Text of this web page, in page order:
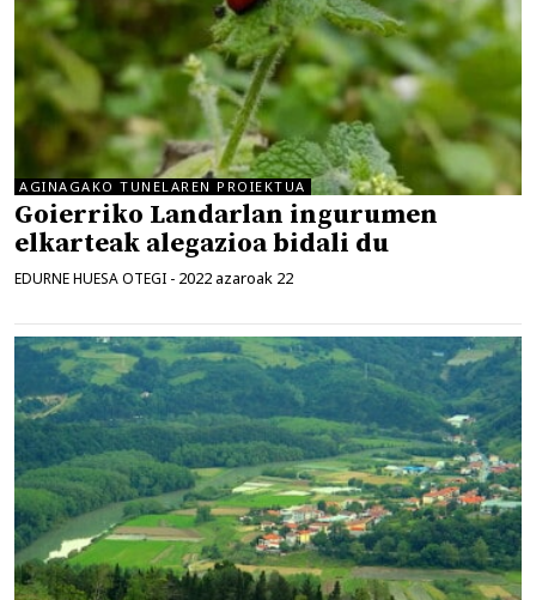
AGINAGAKO TUNELAREN PROIEKTUA
Goierriko Landarlan ingurumen
elkarteak alegazioa bidali du
EDURNE HUESA OTEGI - 2022 azaroak 22